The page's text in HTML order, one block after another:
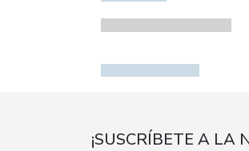
¡SUSCRÍBETE A LA